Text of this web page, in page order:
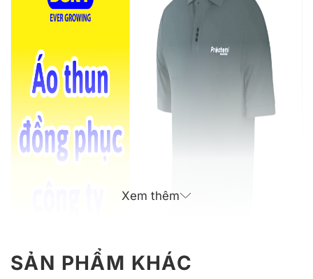
Xem thêm
SẢN PHẨM KHÁC